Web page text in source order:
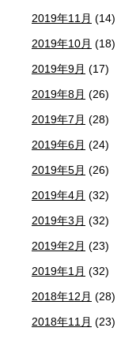
2019年11月 (14)
2019年10月 (18)
2019年9月 (17)
2019年8月 (26)
2019年7月 (28)
2019年6月 (24)
2019年5月 (26)
2019年4月 (32)
2019年3月 (32)
2019年2月 (23)
2019年1月 (32)
2018年12月 (28)
2018年11月 (23)